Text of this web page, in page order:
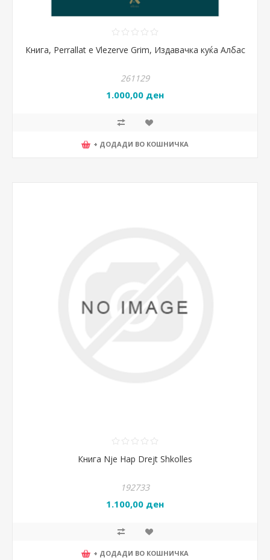
Книга, Perrallat e Vlezerve Grim, Издавачка куќа Албас
261129
1.000,00 ден
+ ДОДАДИ ВО КОШНИЧКА
Книга Nje Hap Drejt Shkolles
192733
1.100,00 ден
+ ДОДАДИ ВО КОШНИЧКА